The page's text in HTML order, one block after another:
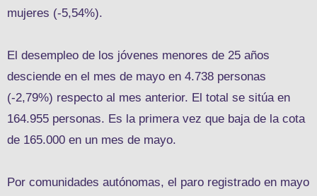
mujeres (-5,54%).
El desempleo de los jóvenes menores de 25 años
desciende en el mes de mayo en 4.738 personas
(-2,79%) respecto al mes anterior. El total se sitúa en
164.955 personas. Es la primera vez que baja de la cota
de 165.000 en un mes de mayo.
Por comunidades autónomas, el paro registrado en mayo